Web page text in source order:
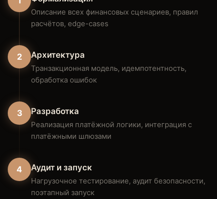
Описание всех финансовых сценариев, правил
расчётов, edge-cases
2 Архитектура
Транзакционная модель, идемпотентность,
обработка ошибок
3 Разработка
Реализация платёжной логики, интеграция с
платёжными шлюзами
4 Аудит и запуск
Нагрузочное тестирование, аудит безопасности,
поэтапный запуск